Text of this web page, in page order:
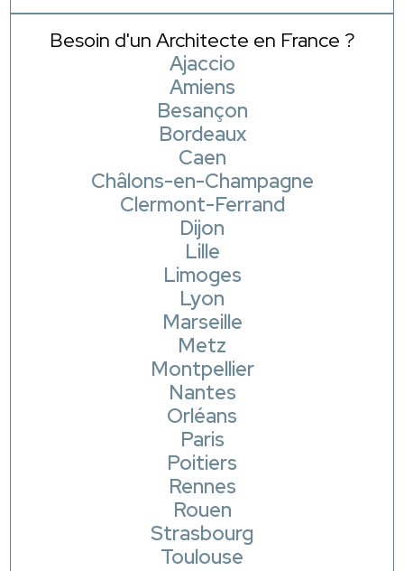
Besoin d'un Architecte en France ?
Ajaccio
Amiens
Besançon
Bordeaux
Caen
Châlons-en-Champagne
Clermont-Ferrand
Dijon
Lille
Limoges
Lyon
Marseille
Metz
Montpellier
Nantes
Orléans
Paris
Poitiers
Rennes
Rouen
Strasbourg
Toulouse